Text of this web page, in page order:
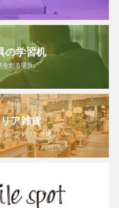
の学習机
を創る場所。
ア雑貨
るインテリア雑貨